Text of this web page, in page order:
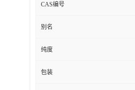
CAS编号
别名
纯度
包装